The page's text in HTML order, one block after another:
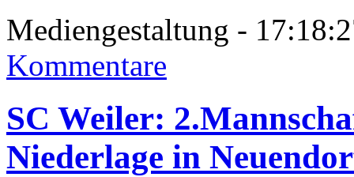
Mediengestaltung -
Kommentare
SC Weiler:
Niederlage in